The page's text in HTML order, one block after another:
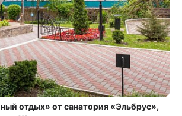
отдых» от санатория «Эльбрус»,